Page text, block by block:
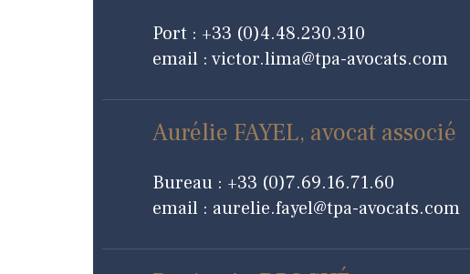
Port : +33 (0)4.48.230.310
email : victor.lima@tpa-avocats.com
Aurélie FAYEL, avocat associé
Bureau : +33 (0)7.69.16.71.60
email : aurelie.fayel@tpa-avocats.com